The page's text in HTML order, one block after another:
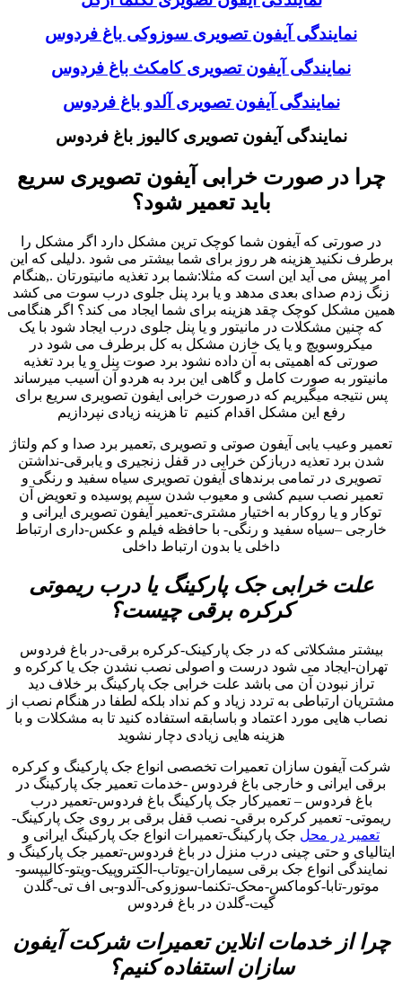
نمایندگی آیفون تصویری سوزوکی باغ فردوس
نمایندگی آیفون تصویری کامکث باغ فردوس
نمایندگی آیفون تصویری آلدو باغ فردوس
نمایندگی آیفون تصویری کالیوز باغ فردوس
چرا در صورت خرابی آیفون تصویری سریع
باید تعمیر شود؟
در صورتی که آیفون شما کوچک ترین مشکل دارد اگر مشکل را
برطرف نکنید هزینه هر روز برای شما بیشتر می شود .دلیلی که این
امر پیش می آید این است که مثلا:شما برد تغذیه مانیتورتان .,هنگام
زنگ زدم صدای بعدی مدهد و یا برد پنل جلوی درب سوت می کشد
همین مشکل کوچک چقد هزینه برای شما ایجاد می کند؟ اگر هنگامی
که چنین مشکلات در مانیتور و یا پنل جلوی درب ایجاد شود با یک
میکروسویچ و یا یک خازن مشکل به کل برطرف می شود در
صورتی که اهمیتی به آن داده نشود برد صوت پنل و یا برد تغذیه
مانیتور به صورت کامل و گاهی این برد به هردو آن آسیب میرساند
پس نتیجه میگیریم که درصورت خرابی ایفون تصویری سریع برای
رفع این مشکل اقدام کنیم تا هزینه زیادی نپردازیم
تعمیر وعیب یابی آیفون صوتی و تصویری ,تعمیر برد صدا و کم ولتاژ
شدن برد تعذیه دربازکن خرابی در قفل زنجیری و یابرقی-نداشتن
تصویری در تمامی برندهای آیفون تصویری سیاه سفید و رنگی و
تعمیر نصب سیم کشی و معیوب شدن سیم پوسیده و تعویض آن
توکار و یا روکار به اختیار مشتری-تعمیر آیفون تصویری ایرانی و
خارجی –سیاه سفید و رنگی- با حافظه فیلم و عکس-داری ارتباط
داخلی یا بدون ارتباط داخلی
علت خرابی جک پارکینگ یا درب ریموتی
کرکره برقی چیست؟
بیشتر مشکلاتی که در جک پارکینک-کرکره برقی-در باغ فردوس
تهران-ایجاد می شود درست و اصولی نصب نشدن جک یا کرکره و
تراز نبودن آن می باشد علت خرابی جک پارکینگ بر خلاف دید
مشتریان ارتباطی به تردد زیاد و کم نداد بلکه لطفا در هنگام نصب از
نصاب هایی مورد اعتماد و باسابقه استفاده کنید تا به مشکلات و با
هزینه هایی زیادی دچار نشوید
شرکت آیفون سازان تعمیرات تخصصی انواع جک پارکینگ و کرکره
برقی ایرانی و خارجی باغ فردوس -خدمات تعمیر جک پارکینگ در
باغ فردوس – تعمیرکار جک پارکینگ باغ فردوس-تعمیر درب
ریموتی- تعمیر کرکره برقی- نصب قفل برقی بر روی جک پارکینگ-
تعمیر در محل جک پارکینگ-تعمیرات انواع جک پارکینگ ایرانی و
ایتالیای و حتی چینی درب منزل در باغ فردوس-تعمیر جک پارکینگ و
نمایندگی انواع جک برقی سیماران-یوتاب-الکتروپیک-ویتو-کالیپسو-
موتور-تابا-کوماکس-محک-تکنما-سوزوکی-آلدو-بی اف تی-گلدن
گیت-گلدن در باغ فردوس
چرا از خدمات انلاین تعمیرات شرکت آیفون
سازان استفاده کنیم؟